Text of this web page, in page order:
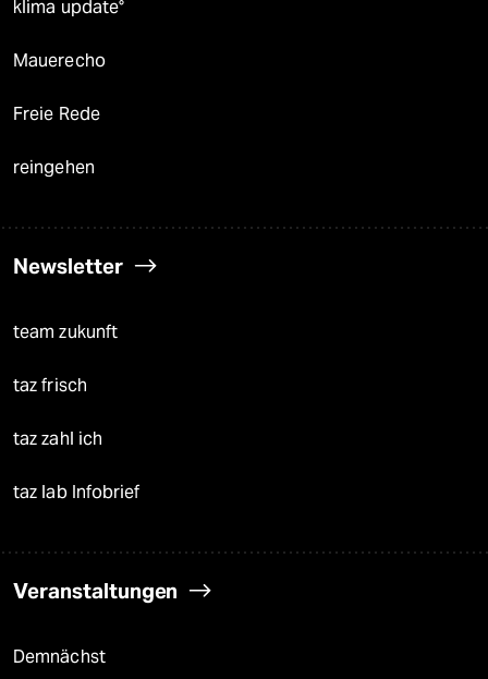
klima update°
Mauerecho
Freie Rede
reingehen
Newsletter
team zukunft
taz frisch
taz zahl ich
taz lab Infobrief
Veranstaltungen
Demnächst